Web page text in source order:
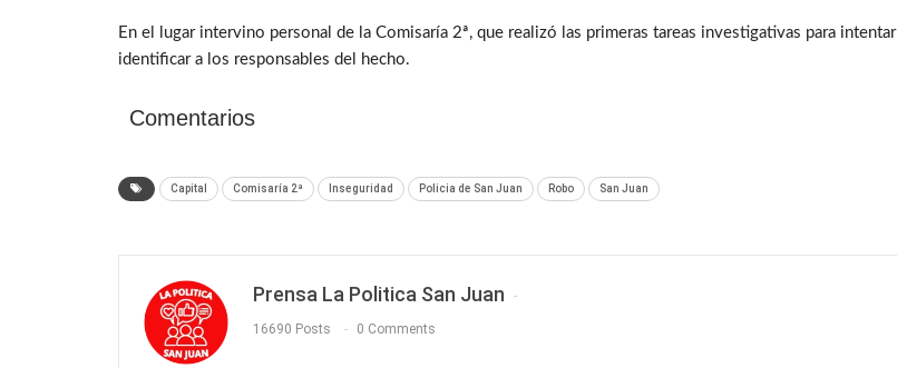
En el lugar intervino personal de la Comisaría 2ª, que realizó las primeras tareas investigativas para intentar
identificar a los responsables del hecho.
Comentarios
Capital Comisaría 2ª Inseguridad Policia de San Juan Robo San Juan
Prensa La Politica San Juan
16690 Posts 0 Comments